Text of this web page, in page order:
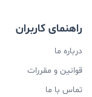
راهنمای کاربران
درباره ما
قوانین و مقررات
تماس با ما